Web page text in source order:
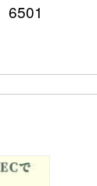
6501